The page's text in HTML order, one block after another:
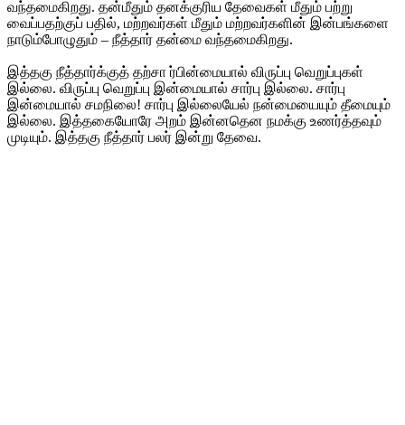
வந்தமைகிறது. தன்மீதும் தனக்குரிய தேவைகள் மீதும் பற்று
வைப்பதற்குப் பதில், மற்றவர்கள் மீதும் மற்றவர்களின் இன்பங்களை
நாடும்போழுதும் – நீத்தார் தன்மை வந்தமைகிறது.
இத்தகு நீத்தார்க்குத் தற்சா ர்பின்மையால் விருப்பு வெறுப்புகள்
இல்லை. விருப்பு வெறுப்பு இன்மையால் சார்பு இல்லை. சார்பு
இன்மையால் சமநிலை! சார்பு இல்லையேல் நன்மையையும் தீமையும்
இல்லை. இத்தகையோரே அறம் இன்னதென நமக்கு உணர்த்தவும்
முடியும். இத்தகு நீத்தார் பலர் இன்று தேவை.